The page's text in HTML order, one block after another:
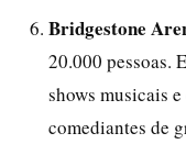
Bridgestone
20.000 pessoas.
shows musicais
comediantes de